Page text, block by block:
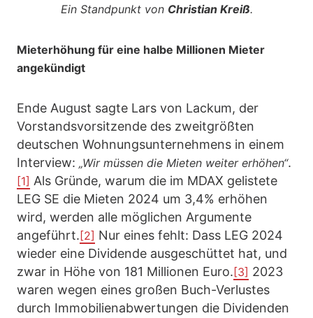
Ein Standpunkt von Christian Kreiß.
Mieterhöhung für eine halbe Millionen Mieter
angekündigt
Ende August sagte Lars von Lackum, der
Vorstandsvorsitzende des zweitgrößten
deutschen Wohnungsunternehmens in einem
Interview: „Wir müssen die Mieten weiter erhöhen“.
[1] Als Gründe, warum die im MDAX gelistete
LEG SE die Mieten 2024 um 3,4% erhöhen
wird, werden alle möglichen Argumente
angeführt. [2] Nur eines fehlt: Dass LEG 2024
wieder eine Dividende ausgeschüttet hat, und
zwar in Höhe von 181 Millionen Euro. [3] 2023
waren wegen eines großen Buch-Verlustes
durch Immobilienabwertungen die Dividenden